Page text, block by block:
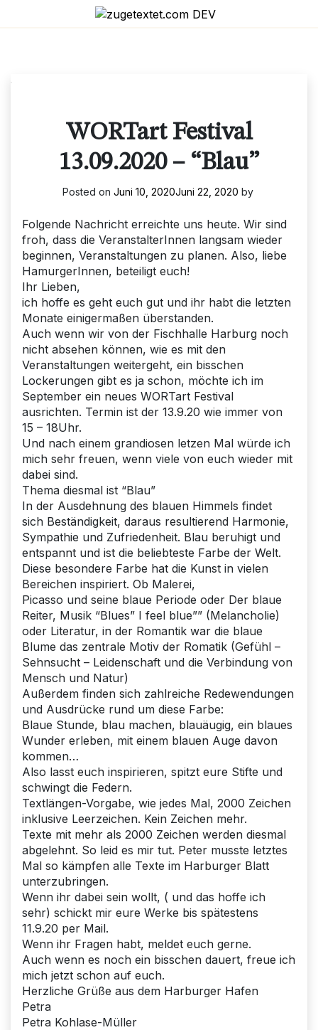
WORTart Festival
13.09.2020 – “Blau”
Posted on Juni 10, 2020Juni 22, 2020 by
Folgende Nachricht erreichte uns heute. Wir sind
froh, dass die VeranstalterInnen langsam wieder
beginnen, Veranstaltungen zu planen. Also, liebe
HamurgerInnen, beteiligt euch!
Ihr Lieben,
ich hoffe es geht euch gut und ihr habt die letzten
Monate einigermaßen überstanden.
Auch wenn wir von der Fischhalle Harburg noch
nicht absehen können, wie es mit den
Veranstaltungen weitergeht, ein bisschen
Lockerungen gibt es ja schon, möchte ich im
September ein neues WORTart Festival
ausrichten. Termin ist der 13.9.20 wie immer von
15 – 18Uhr.
Und nach einem grandiosen letzen Mal würde ich
mich sehr freuen, wenn viele von euch wieder mit
dabei sind.
Thema diesmal ist “Blau”
In der Ausdehnung des blauen Himmels findet
sich Beständigkeit, daraus resultierend Harmonie,
Sympathie und Zufriedenheit. Blau beruhigt und
entspannt und ist die beliebteste Farbe der Welt.
Diese besondere Farbe hat die Kunst in vielen
Bereichen inspiriert. Ob Malerei,
Picasso und seine blaue Periode oder Der blaue
Reiter, Musik “Blues” I feel blue”” (Melancholie)
oder Literatur, in der Romantik war die blaue
Blume das zentrale Motiv der Romatik (Gefühl –
Sehnsucht – Leidenschaft und die Verbindung von
Mensch und Natur)
Außerdem finden sich zahlreiche Redewendungen
und Ausdrücke rund um diese Farbe:
Blaue Stunde, blau machen, blauäugig, ein blaues
Wunder erleben, mit einem blauen Auge davon
kommen…
Also lasst euch inspirieren, spitzt eure Stifte und
schwingt die Federn.
Textlängen-Vorgabe, wie jedes Mal, 2000 Zeichen
inklusive Leerzeichen. Kein Zeichen mehr.
Texte mit mehr als 2000 Zeichen werden diesmal
abgelehnt. So leid es mir tut. Peter musste letztes
Mal so kämpfen alle Texte im Harburger Blatt
unterzubringen.
Wenn ihr dabei sein wollt, ( und das hoffe ich
sehr) schickt mir eure Werke bis spätestens
11.9.20 per Mail.
Wenn ihr Fragen habt, meldet euch gerne.
Auch wenn es noch ein bisschen dauert, freue ich
mich jetzt schon auf euch.
Herzliche Grüße aus dem Harburger Hafen
Petra
Petra Kohlase-Müller